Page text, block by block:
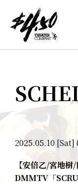
2025.05.10 [Sat]
【安倍乙/宮地
DMMTV「